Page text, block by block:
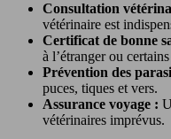
Consultation
vétérinaire est
Certificat de bonne
à l’étranger ou
Prévention des
puces, tiques et vers.
Assurance voyage :
vétérinaires imprévus.